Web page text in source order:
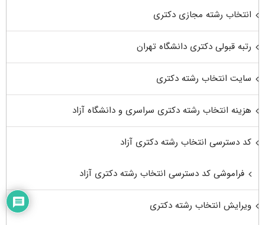
انتخاب رشته مجازی دکتری
رتبه قبولی دکتری دانشگاه تهران
سایت انتخاب رشته دکتری
هزینه انتخاب رشته دکتری سراسری و دانشگاه آزاد
کد دسترسی انتخاب رشته دکتری آزاد
فراموشی کد دسترسی انتخاب رشته دکتری آزاد
ویرایش انتخاب رشته دکتری